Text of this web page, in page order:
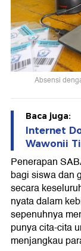
Absensi
Baca juga:
Internet
Wawonii
Penerapan
bagi siswa dan
secara
nyata dalam
sepenuhnya
punya cita-cita
menjangkau